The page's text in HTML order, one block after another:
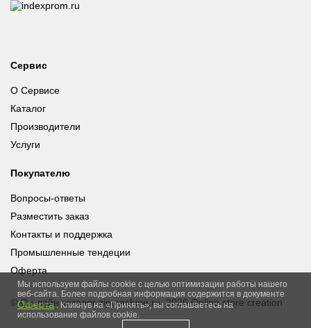
Сервис
О Сервисе
Каталог
Производители
Услуги
Покупателю
Вопросы-ответы
Разместить заказ
Контакты и поддержка
Промышленные тендеции
Оферта
© Он-лайн каталог zipmachine.ru, 2026Online store creation
Мы используем файлы cookie с целью оптимизации работы нашего
веб-сайта. Более подробная информация содержится в документе
Оферта. Кликнув на «Принять», вы соглашаетесь на
использование файлов cookie.